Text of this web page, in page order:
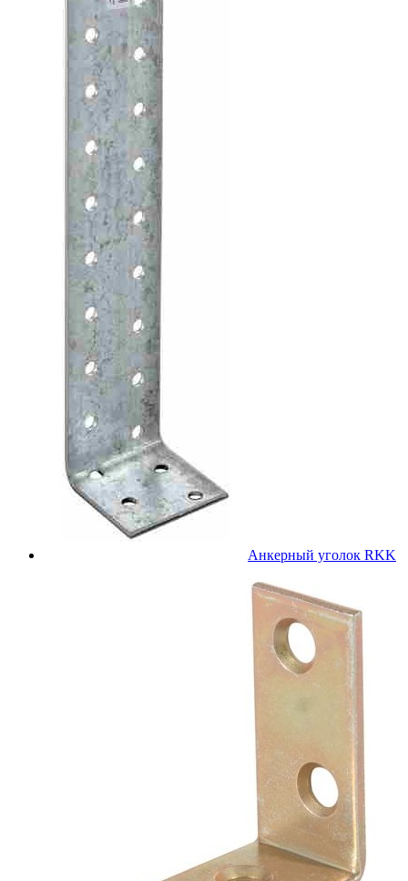
Анкерный уголок RKK